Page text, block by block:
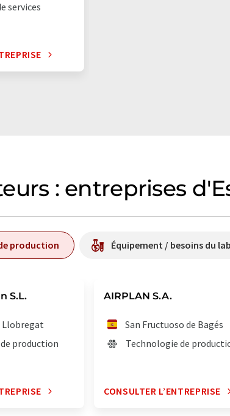
services
: entreprises
production Équipement / besoins du
S.L.
Llobregat
production
AIRPLAN S.A.
San Fructuoso de Bagés
Technologie de
CONSULTER L’ENTREPRISE